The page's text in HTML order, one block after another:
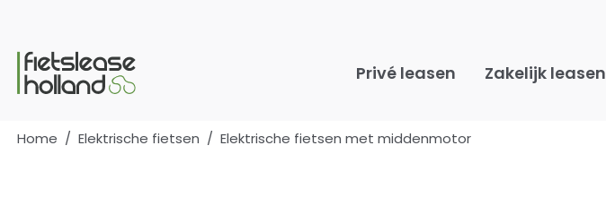
Privé leasen Zakelijk leasen
Home / Elektrische fietsen / Elektrische fietsen met middenmotor